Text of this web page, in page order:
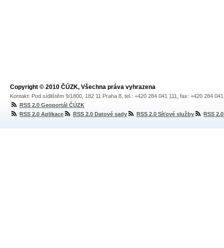
Copyright © 2010 ČÚZK, Všechna práva vyhrazena
Kontakt: Pod sídlištěm 9/1800, 182 11 Praha 8, tel.: +420 284 041 111, fax: +420 284
RSS 2.0 Geoportál ČÚZK
RSS 2.0 Aplikace
RSS 2.0 Datové sady RSS 2.0 Síťové služby RSS